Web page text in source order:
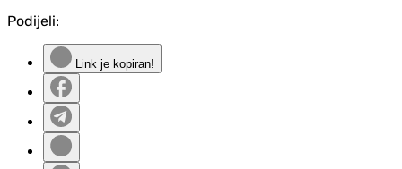
Podijeli:
Link je kopiran!